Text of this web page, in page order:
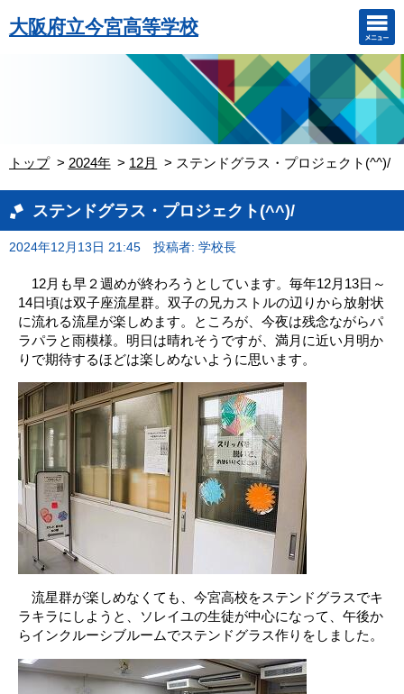
大阪府立今宮高等学校
トップ 2024年 12月 ステンドグラス・プロジェクト(^^)/
ステンドグラス・プロジェクト(^^)/
2024年12月13日 21:45 投稿者: 学校長
12月も早２週めが終わろうとしています。毎年12月13日～
14日頃は双子座流星群。双子の兄カストルの辺りから放射状
に流れる流星が楽しめます。ところが、今夜は残念ながらパ
ラパラと雨模様。明日は晴れそうですが、満月に近い月明か
りで期待するほどは楽しめないように思います。
流星群が楽しめなくても、今宮高校をステンドグラスでキ
ラキラにしようと、ソレイユの生徒が中心になって、午後か
らインクルーシブルームでステンドグラス作りをしました。